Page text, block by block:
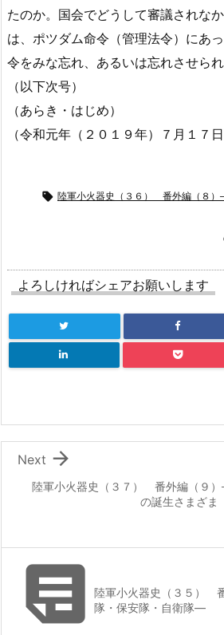
たのか。国会でどうして審議されな
は、ポツダム命令（管理法令）にあ
令をみな忘れ、あるいは忘れさせられ
（以下次号）
（あらき・はじめ）
（令和元年（２０１９年）７月１７日
 陸軍小火器史（３６） 番外編（８
よろしければシェアお願いします
陸軍小火器史（３７） 番外編（９
の誕生さまざ

Next
陸軍小火器史（３５）
隊・保安隊・自衛隊―